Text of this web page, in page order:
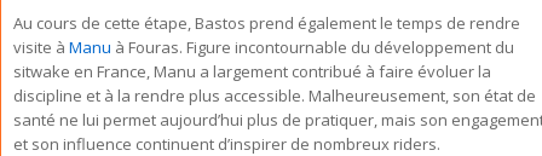
Au cours de cette étape, Bastos prend également le temps de rendre
visite à Manu à Fouras. Figure incontournable du développement du
sitwake en France, Manu a largement contribué à faire évoluer la
discipline et à la rendre plus accessible. Malheureusement, son état de
santé ne lui permet aujourd’hui plus de pratiquer, mais son
et son influence continuent d’inspirer de nombreux riders.